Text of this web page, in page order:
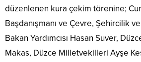
düzenlenen kura çekim törenine;
Başdanışmanı ve Çevre, Şehircilik
Bakan Yardımcısı Hasan Suver,
Makas, Düzce Milletvekilleri Ayşe